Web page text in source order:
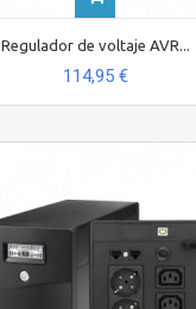
Regulador de voltaje AVR...
114,95 €